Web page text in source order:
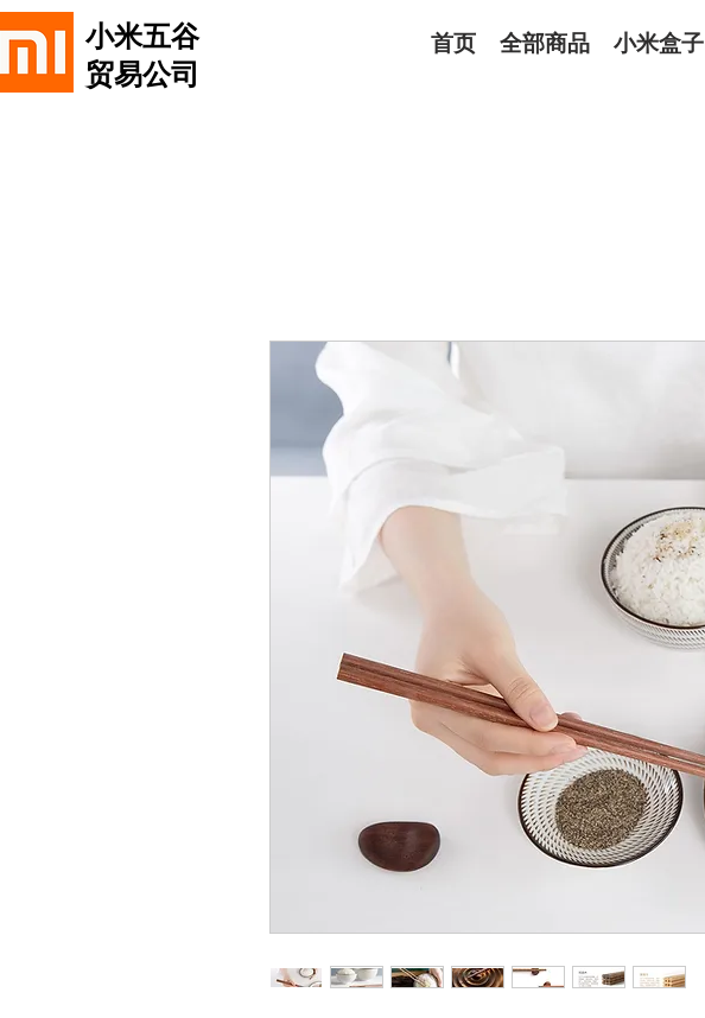
小米五谷
贸易公司
首页 全部商品 小米盒子